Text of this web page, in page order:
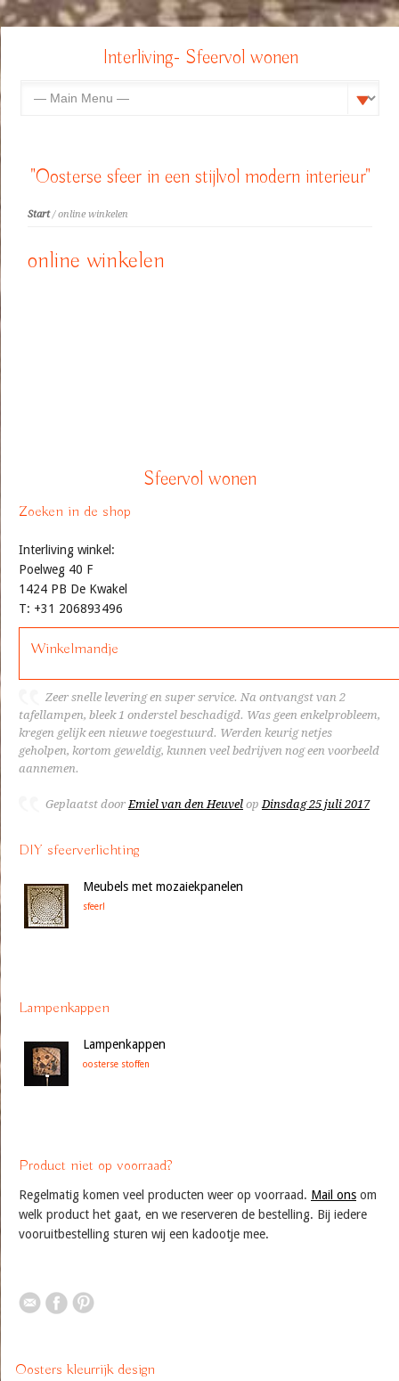
Interliving- Sfeervol wonen
"Oosterse sfeer in een stijlvol modern interieur"
Start/ online winkelen
online winkelen
Sfeervol wonen
Zoeken in de shop
Interliving winkel:
Poelweg 40 F
1424 PB De Kwakel
T: +31 206893496
Winkelmandje
Zeer snelle levering en super service. Na ontvangst van 2
tafellampen, bleek 1 onderstel beschadigd. Was geen enkelprobleem,
kregen gelijk een nieuwe toegestuurd. Werden keurig netjes
geholpen, kortom geweldig, kunnen veel bedrijven nog een voorbeeld
aannemen.
Geplaatst doorEmiel van den Heuvel opDinsdag 25 juli 2017
DIY sfeerverlichting
Meubels met mozaiekpanelen
sfeer!
Lampenkappen
Lampenkappen
oosterse stoffen
Product niet op voorraad?
Regelmatig komen veel producten weer op voorraad. Mail ons om
welk product het gaat, en we reserveren de bestelling. Bij iedere
vooruitbestelling sturen wij een kadootje mee.
Oosters kleurrijk design